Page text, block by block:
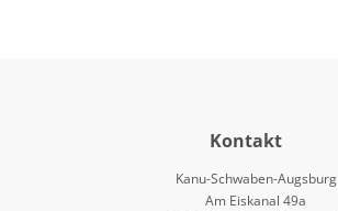
Kontakt
Kanu-Schwaben-Augsburg
Am Eiskanal 49a